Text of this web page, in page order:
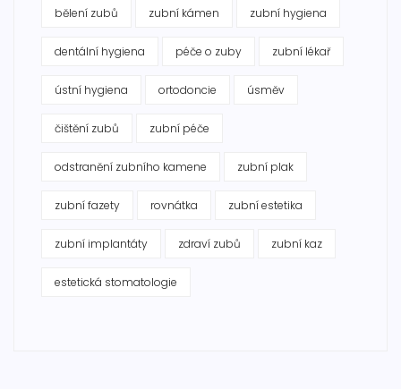
bělení zubů zubní kámen zubní hygiena
dentální hygiena péče o zuby zubní lékař
ústní hygiena ortodoncie úsměv
čištění zubů zubní péče
odstranění zubního kamene zubní plak
zubní fazety rovnátka zubní estetika
zubní implantáty zdraví zubů zubní kaz
estetická stomatologie